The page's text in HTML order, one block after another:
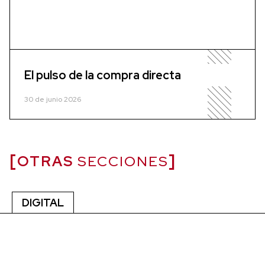
El pulso de la compra directa
30 de junio 2026
OTRAS SECCIONES
DIGITAL